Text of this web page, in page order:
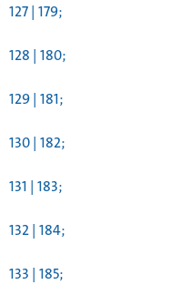
127 | 179;
128 | 180;
129 | 181;
130 | 182;
131 | 183;
132 | 184;
133 | 185;